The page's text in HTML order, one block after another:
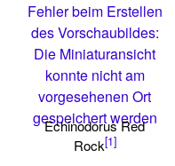
Fehler beim Erstellen
des Vorschaubildes:
Die Miniaturansicht
konnte nicht am
vorgesehenen Ort
gespeichert werden
Echinodorus Red
Rock[1]